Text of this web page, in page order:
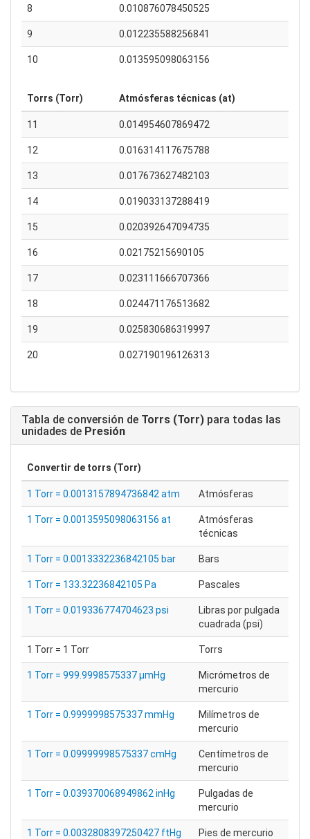
8 0.010876078450525
9 0.012235588256841
10 0.013595098063156
Torrs (Torr) Atmósferas técnicas (at)
11 0.014954607869472
12 0.016314117675788
13 0.017673627482103
14 0.019033137288419
15 0.020392647094735
16 0.02175215690105
17 0.023111666707366
18 0.024471176513682
19 0.025830686319997
20 0.027190196126313
Tabla de conversión de Torrs (Torr) para todas las
unidades de Presión
Convertir de torrs (Torr)
1 Torr = 0.0013157894736842 atm Atmósferas
1 Torr = 0.0013595098063156 at
Atmósferas
técnicas
1 Torr = 0.0013332236842105 bar Bars
1 Torr = 133.32236842105 Pa Pascales
1 Torr = 0.019336774704623 psi
Libras por pulgada
cuadrada (psi)
1 Torr = 1 Torr Torrs
1 Torr = 999.9998575337 μmHg
Micrómetros de
mercurio
1 Torr = 0.9999998575337 mmHg
Milímetros de
mercurio
1 Torr = 0.09999998575337 cmHg
Centímetros de
mercurio
1 Torr = 0.039370068949862 inHg
Pulgadas de
mercurio
1 Torr = 0.0032808397250427 ftHg Pies de mercurio